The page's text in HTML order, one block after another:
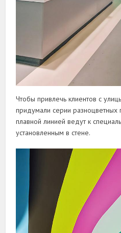
Чтобы привлечь клиентов с
придумали серии разноцветных
плавной линией ведут к
установленным в стене.